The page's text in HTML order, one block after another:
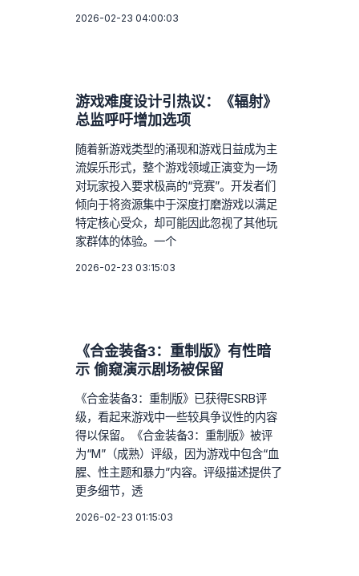
2026-02-23 04:00:03
游戏难度设计引热议：《辐射》
总监呼吁增加选项
随着新游戏类型的涌现和游戏日益成为主
流娱乐形式，整个游戏领域正演变为一场
对玩家投入要求极高的“竞赛”。开发者们
倾向于将资源集中于深度打磨游戏以满足
特定核心受众，却可能因此忽视了其他玩
家群体的体验。一个
2026-02-23 03:15:03
《合金装备3：重制版》有性暗
示 偷窥演示剧场被保留
《合金装备3：重制版》已获得ESRB评
级，看起来游戏中一些较具争议性的内容
得以保留。《合金装备3：重制版》被评
为“M”（成熟）评级，因为游戏中包含“血
腥、性主题和暴力”内容。评级描述提供了
更多细节，透
2026-02-23 01:15:03